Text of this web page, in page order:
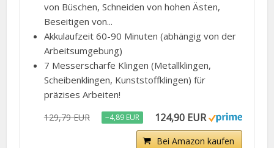
von Büschen, Schneiden von hohen Ästen,
Beseitigen von...
Akkulaufzeit 60-90 Minuten (abhängig von der
Arbeitsumgebung)
7 Messerscharfe Klingen (Metallklingen,
Scheibenklingen, Kunststoffklingen) für
präzises Arbeiten!
129,79 EUR −4,89 EUR 124,90 EUR
Bei Amazon kaufen